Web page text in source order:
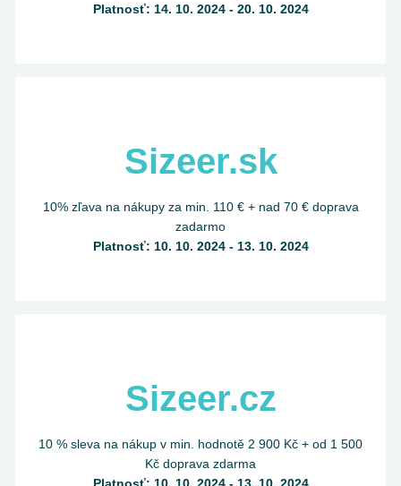
Platnosť: 14. 10. 2024 - 20. 10. 2024
Sizeer.sk
10% zľava na nákupy za min. 110 € + nad 70 € doprava
zadarmo
Platnosť: 10. 10. 2024 - 13. 10. 2024
Sizeer.cz
10 % sleva na nákup v min. hodnotě 2 900 Kč + od 1 500
Kč doprava zdarma